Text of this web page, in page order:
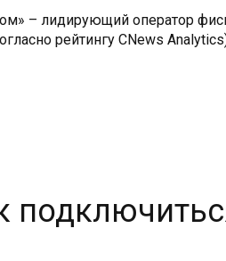
– лидирующий оператор
рейтингу CNews